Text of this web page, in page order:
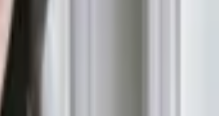
首次約會，如果你的約會對象平常是素淨
。但如果你的約會對象是有著精緻妝容、
如果對於穿搭沒有想法，也可以問問朋友
一面，來給對方一個好印象吧！